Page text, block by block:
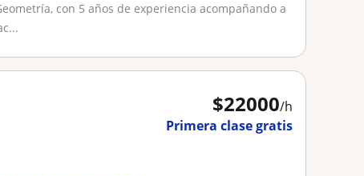
con 5 años de experiencia acompañando a
$22000/h
Primera clase gratis